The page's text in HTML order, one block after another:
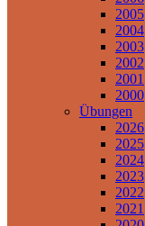
2005
2004
2003
2002
2001
2000
Übungen
2026
2025
2024
2023
2022
2021